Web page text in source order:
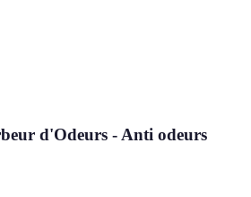
d'Odeurs - Anti odeurs